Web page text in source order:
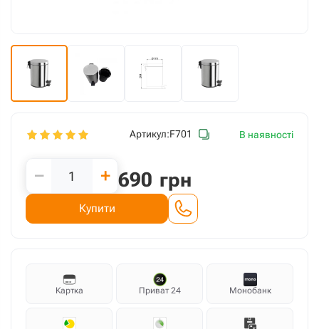
Артикул:F701 В наявності
− + 690 грн
Купити
Картка Приват 24 Монобанк